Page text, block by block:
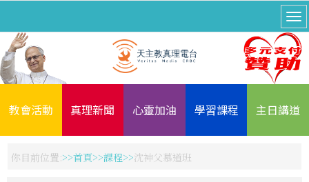
教會活動 真理新聞 心靈加油 學習課程 主日講道
你目前位置: 首頁 課程 沈神父慕道班